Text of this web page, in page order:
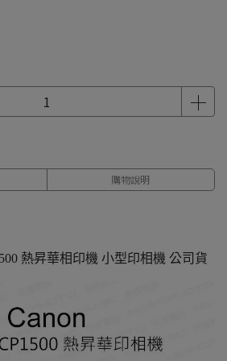
購物說明
熱昇華相印機 小型印相機 公司貨